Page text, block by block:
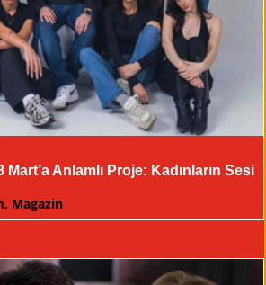
Mart’a Anlamlı Proje: Kadınların Sesi
, Magazin